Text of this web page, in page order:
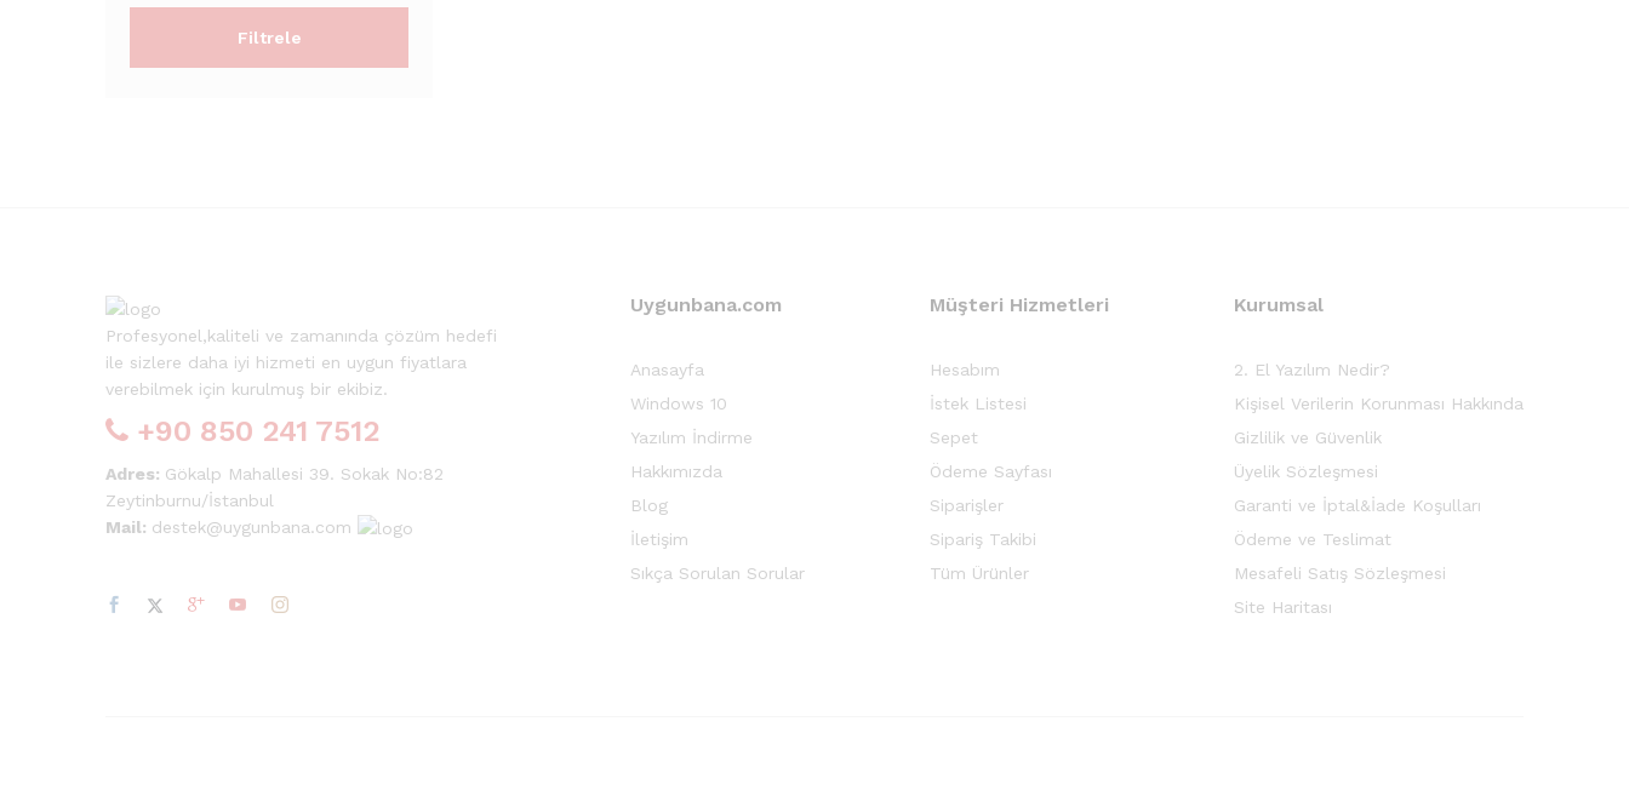
Filtrele
Profesyonel,kaliteli ve zamanında çözüm hedefi
ile sizlere daha iyi hizmeti en uygun fiyatlara
verebilmek için kurulmuş bir ekibiz.
+90 850 241 7512
Adres: Gökalp Mahallesi 39. Sokak No:82
Zeytinburnu/İstanbul
Mail: destek@uygunbana.com
Uygunbana.com
Anasayfa
Windows 10
Yazılım İndirme
Hakkımızda
Blog
İletişim
Sıkça Sorulan Sorular
Müşteri Hizmetleri
Hesabım
İstek Listesi
Sepet
Ödeme Sayfası
Siparişler
Sipariş Takibi
Tüm Ürünler
Kurumsal
2. El Yazılım Nedir?
Kişisel Verilerin Korunması Hakkında
Gizlilik ve Güvenlik
Üyelik Sözleşmesi
Garanti ve İptal&İade Koşulları
Ödeme ve Teslimat
Mesafeli Satış Sözleşmesi
Site Haritası